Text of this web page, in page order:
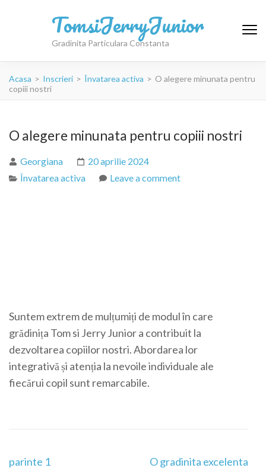
TomsiJerryJunior
Gradinita Particulara Constanta
Acasa > Inscrieri > Învatarea activa > O alegere minunata pentru
copiii nostri
O alegere minunata pentru copiii nostri
Georgiana
20 aprilie 2024
Învatarea activa
Leave a comment
Suntem extrem de mulțumiți de modul în care
grădinița Tom si Jerry Junior a contribuit la
dezvoltarea copiilor nostri. Abordarea lor
integrativă și atenția la nevoile individuale ale
fiecărui copil sunt remarcabile.
Post
parinte 1 O gradinita excelenta